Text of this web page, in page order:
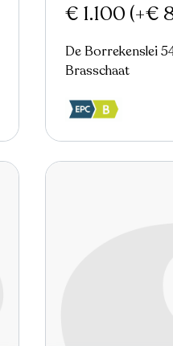
€ 1.100 (+€
De Borrekenslei
Brasschaat